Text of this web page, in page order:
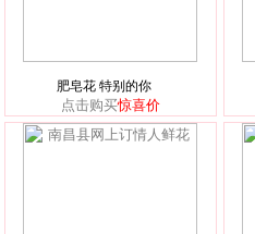
肥皂花 特别的你
点击购买惊喜价